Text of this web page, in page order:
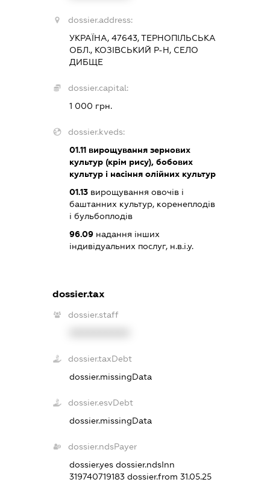
dossier.address:
УКРАЇНА, 47643, ТЕРНОПІЛЬСЬКА
ОБЛ., КОЗІВСЬКИЙ Р-Н, СЕЛО
ДИБЩЕ
dossier.capital:
1 000 грн.
dossier.kveds:
01.11 вирощування зернових
культур (крім рису), бобових
культур і насіння олійних культур
01.13 вирощування овочів і
баштанних культур, коренеплодів
і бульбоплодів
96.09 надання інших
індивідуальних послуг, н.в.і.у.
dossier.tax
dossier.staff
dossier.taxDebt
dossier.missingData
dossier.esvDebt
dossier.missingData
dossier.ndsPayer
dossier.yesdossier.ndsInn
319740719183dossier.from 31.05.25